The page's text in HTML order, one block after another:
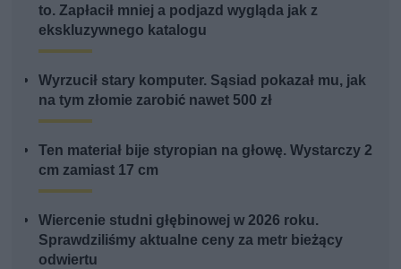
to. Zapłacił mniej a podjazd wygląda jak z
ekskluzywnego katalogu
Wyrzucił stary komputer. Sąsiad pokazał mu, jak
na tym złomie zarobić nawet 500 zł
Ten materiał bije styropian na głowę. Wystarczy 2
cm zamiast 17 cm
Wiercenie studni głębinowej w 2026 roku.
Sprawdziliśmy aktualne ceny za metr bieżący
odwiertu